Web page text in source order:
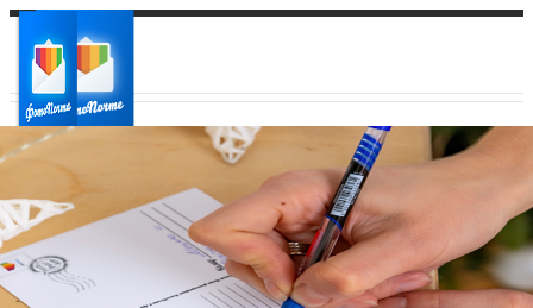
Ваш город:
Ваш регион доставки
Выберите из списка: